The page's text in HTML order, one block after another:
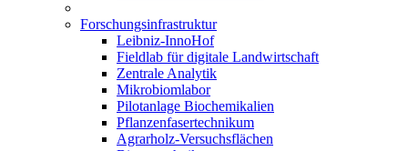
Forschungsinfrastruktur
Leibniz-InnoHof
Fieldlab für digitale Landwirtschaft
Zentrale Analytik
Mikrobiomlabor
Pilotanlage Biochemikalien
Pflanzenfasertechnikum
Agrarholz-Versuchsflächen